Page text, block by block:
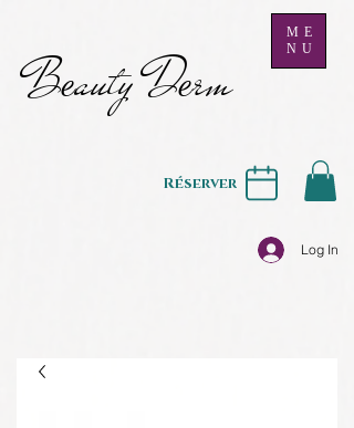
Beauty Derm
ME
NU
Log In
Réserver